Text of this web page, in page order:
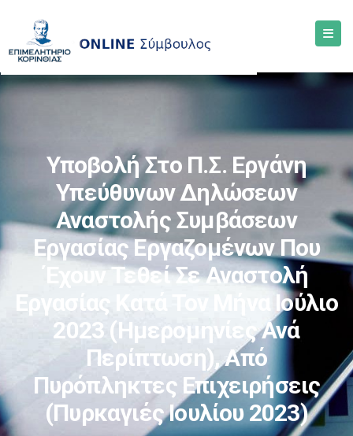
Υποβολή Στο Π.Σ. Εργάνη
Υπεύθυνων Δηλώσεων
Αναστολής Συμβάσεων
Εργασίας Εργαζομένων Που
Έχουν Τεθεί Σε Αναστολή
Εργασίας Κατά Τον Μήνα Ιούλιο
2023 (ημερομηνίες Ανά
Περίπτωση), Από
Πυρόπληκτες Επιχειρήσεις
(πυρκαγιές Ιουλίου 2023)